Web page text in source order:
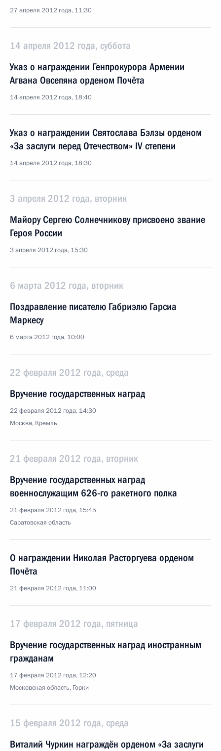
27 апреля 2012 года, 11:30
14 апреля 2012 года, суббота
Указ о награждении Генпрокурора Армении
Агвана Овсепяна орденом Почёта
14 апреля 2012 года, 18:40
Указ о награждении Святослава Бэлзы орденом
«За заслуги перед Отечеством» IV степени
14 апреля 2012 года, 18:30
3 апреля 2012 года, вторник
Майору Сергею Солнечникову присвоено звание
Героя России
3 апреля 2012 года, 15:30
6 марта 2012 года, вторник
Поздравление писателю Габриэлю Гарсиа
Маркесу
6 марта 2012 года, 10:00
22 февраля 2012 года, среда
Вручение государственных наград
22 февраля 2012 года, 14:30
Москва, Кремль
21 февраля 2012 года, вторник
Вручение государственных наград
военнослужащим 626-го ракетного полка
21 февраля 2012 года, 15:45
Саратовская область
О награждении Николая Расторгуева орденом
Почёта
21 февраля 2012 года, 11:00
17 февраля 2012 года, пятница
Вручение государственных наград иностранным
гражданам
17 февраля 2012 года, 12:20
Московская область, Горки
15 февраля 2012 года, среда
Виталий Чуркин награждён орденом «За заслуги